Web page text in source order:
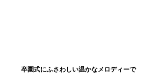
卒園式にふさわしい温かなメロディーで